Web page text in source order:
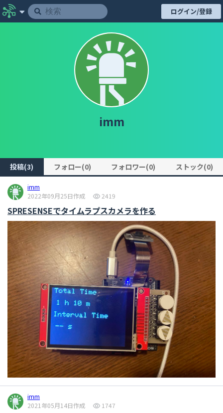
ログイン/登録
imm
投稿(3) フォロー(0) フォロワー(0) ストック(0)
imm
2022年09月25日作成
2419
SPRESENSEでタイムラプスカメラを作る
imm
2021年05月14日作成
1747